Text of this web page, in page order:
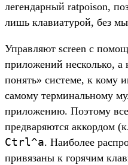
легендарный ratpoison,
лишь клавиатурой, без
Управляют screen с
приложений несколько, а
понять» системе, к кому
самому терминальному
приложению. Поэтому
предваряются аккордом
Ctrl^a. Наиболее
привязаны к горячим